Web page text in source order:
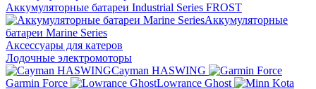
Аккумуляторные батареи Industrial Series FROST
Аккумуляторные
батареи Marine Series
Аксессуары для катеров
Лодочные электромоторы
Cayman HASWING
Garmin Force
Lowrance Ghost